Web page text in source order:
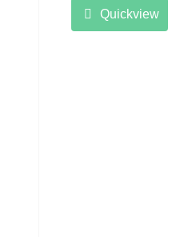
Quickview